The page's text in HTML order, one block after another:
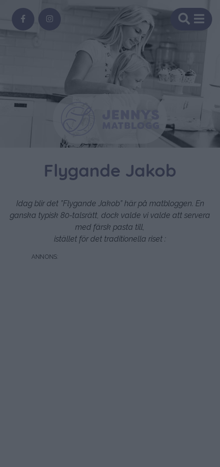
Flygande Jakob
Idag blir det ”Flygande Jakob” här på matbloggen. En
ganska typisk 80-talsrätt, dock valde vi valde att servera
med färsk pasta till,
istället för det traditionella riset :